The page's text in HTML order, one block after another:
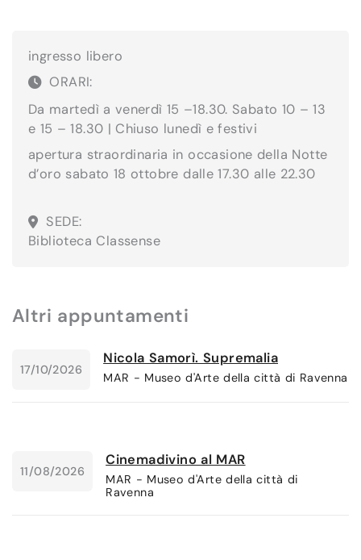
ingresso libero
ORARI:
Da martedì a venerdì 15 –18.30. Sabato 10 – 13
e 15 – 18.30 | Chiuso lunedì e festivi
apertura straordinaria in occasione della Notte
d’oro sabato 18 ottobre dalle 17.30 alle 22.30
SEDE:
Biblioteca Classense
Altri appuntamenti
17/10/2026
Nicola Samorì. Supremalia
MAR - Museo d'Arte della città di Ravenna
11/08/2026
Cinemadivino al MAR
MAR - Museo d'Arte della città di
Ravenna